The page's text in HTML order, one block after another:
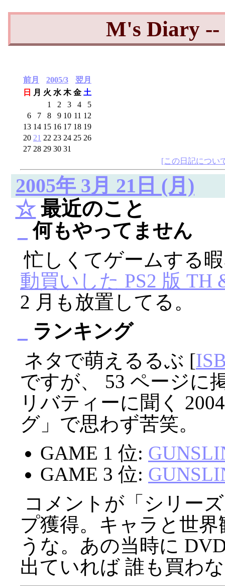
M's Diary --
前月 2005/3
翌月
日
月 火 水 木 金 土
1
2 3 4
5
6
7 8 9 10 11 12
13 14 15 16 17 18 19
20 21 22 23 24 25 26
27 28 29 30 31
[この日記につい
2005年 3月 21日 (月)
☆最近のこと
何もやってません
忙しくてゲームする
動買いした PS2 版 TH
2 月も放置してる。
ランキング
ネタで萌えるるぶ [
ですが、 53 ページに
リバティーに聞く
グ」で思わず苦笑。
GAME 1 位:
GAME 3 位:
コメントが「シリー
プ獲得。キャラと世
うな。あの当時に
出ていれば 誰も買わ